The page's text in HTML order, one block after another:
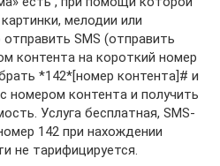
мелодии или
SMS (отправить
контента на короткий номер
*142*[номер контента]# и
номером контента и получить
Услуга бесплатная, SMS-
142 при нахождении
не тарифицируется.